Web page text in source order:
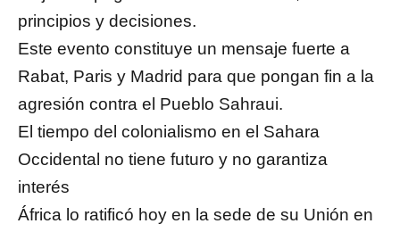
principios y decisiones.
Este evento constituye un mensaje fuerte a
Rabat, Paris y Madrid para que pongan fin a la
agresión contra el Pueblo Sahraui.
El tiempo del colonialismo en el Sahara
Occidental no tiene futuro y no garantiza
interés
África lo ratificó hoy en la sede de su Unión en